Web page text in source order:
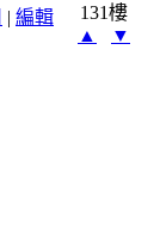
| 編輯
131樓
▲
▼